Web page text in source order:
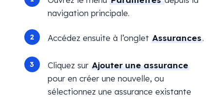
navigation principale.
Accédez ensuite à l’onglet Assurances.
Cliquez sur Ajouter une assurance
pour en créer une nouvelle, ou
sélectionnez une assurance existante